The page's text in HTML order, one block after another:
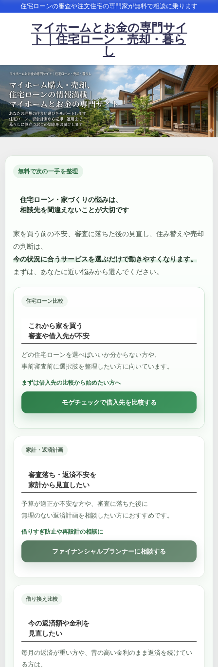
住宅ローンの審査や注文住宅の専門家が無料で相談に乗ります
マイホームとお金の専門サイ
ト｜住宅ローン・売却・暮ら
し
無料で次の一手を整理
住宅ローン・家づくりの悩みは、
相談先を間違えないことが大切です
家を買う前の不安、審査に落ちた後の見直し、住み替えや売却
の判断は、
今の状況に合うサービスを選ぶだけで動きやすくなります。
まずは、あなたに近い悩みから選んでください。
住宅ローン比較
これから家を買う
審査や借入先が不安
どの住宅ローンを選べばいいか分からない方や、
事前審査前に選択肢を整理したい方に向いています。
まずは借入先の比較から始めたい方へ
モゲチェックで借入先を比較する
家計・返済計画
審査落ち・返済不安を
家計から見直したい
予算が適正か不安な方や、審査に落ちた後に
無理のない返済計画を相談したい方におすすめです。
借りすぎ防止や再設計の相談に
ファイナンシャルプランナーに相談する
借り換え比較
今の返済額や金利を
見直したい
毎月の返済が重い方や、昔の高い金利のまま返済を続けてい
る方は、